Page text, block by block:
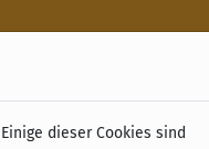
30 Tage Rückgabe
dieser Cookies sind